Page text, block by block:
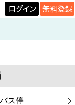
ス停